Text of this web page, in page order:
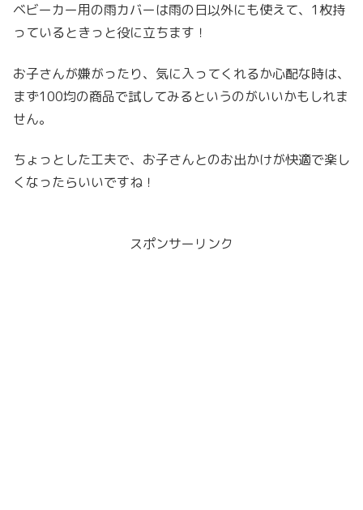
ベビーカー用の雨カバーは雨の日以外にも使えて、1枚持
っているときっと役に立ちます！
お子さんが嫌がったり、気に入ってくれるか心配な時は、
まず100均の商品で試してみるというのがいいかもしれま
せん。
ちょっとした工夫で、お子さんとのお出かけが快適で楽し
くなったらいいですね！
スポンサーリンク